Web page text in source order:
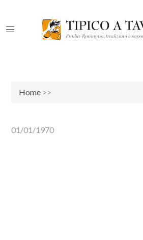
Home >>
01/01/1970